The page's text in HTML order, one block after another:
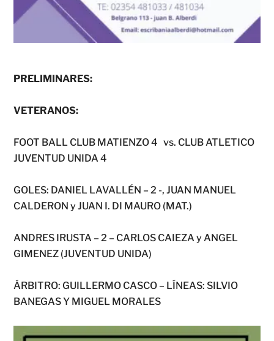
PRELIMINARES:
VETERANOS:
FOOT BALL CLUB MATIENZO 4 vs. CLUB ATLETICO
JUVENTUD UNIDA 4
GOLES: DANIEL LAVALLÉN – 2 -, JUAN MANUEL
CALDERON y JUAN I. DI MAURO (MAT.)
ANDRES IRUSTA – 2 – CARLOS CAIEZA y ANGEL
GIMENEZ (JUVENTUD UNIDA)
ÁRBITRO: GUILLERMO CASCO – LÍNEAS: SILVIO
BANEGAS Y MIGUEL MORALES